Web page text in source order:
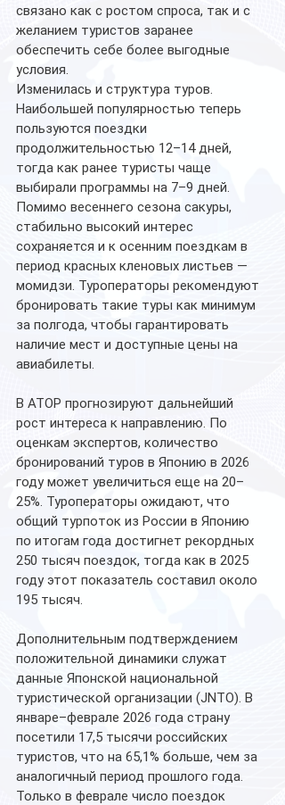
связано как с ростом спроса, так и с
желанием туристов заранее
обеспечить себе более выгодные
условия.
Изменилась и структура туров.
Наибольшей популярностью теперь
пользуются поездки
продолжительностью 12–14 дней,
тогда как ранее туристы чаще
выбирали программы на 7–9 дней.
Помимо весеннего сезона сакуры,
стабильно высокий интерес
сохраняется и к осенним поездкам в
период красных кленовых листьев —
момидзи. Туроператоры рекомендуют
бронировать такие туры как минимум
за полгода, чтобы гарантировать
наличие мест и доступные цены на
авиабилеты.
В АТОР прогнозируют дальнейший
рост интереса к направлению. По
оценкам экспертов, количество
бронирований туров в Японию в 2026
году может увеличиться еще на 20–
25%. Туроператоры ожидают, что
общий турпоток из России в Японию
по итогам года достигнет рекордных
250 тысяч поездок, тогда как в 2025
году этот показатель составил около
195 тысяч.
Дополнительным подтверждением
положительной динамики служат
данные Японской национальной
туристической организации (JNTO). В
январе–феврале 2026 года страну
посетили 17,5 тысячи российских
туристов, что на 65,1% больше, чем за
аналогичный период прошлого года.
Только в феврале число поездок